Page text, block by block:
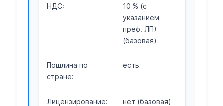
НДС:
10 % (с
указанием
преф. ЛП)
(базовая)
Пошлина по
стране:
есть
Лицензирование: нет (базовая)